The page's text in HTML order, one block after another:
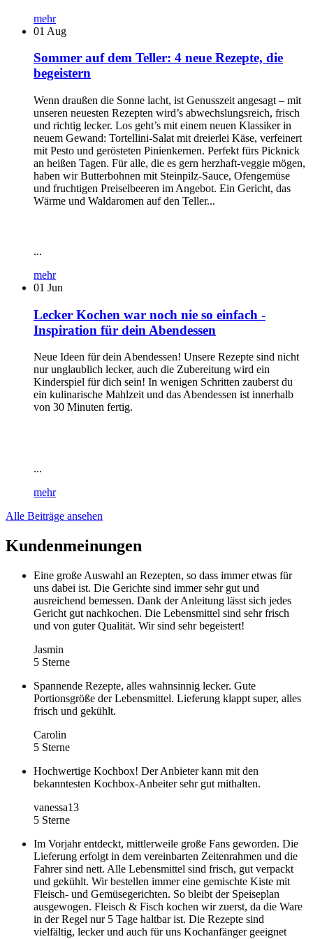
mehr
01 Aug
Sommer auf dem Teller: 4 neue Rezepte, die
begeistern
Wenn draußen die Sonne lacht, ist Genusszeit angesagt – mit
unseren neuesten Rezepten wird’s abwechslungsreich, frisch
und richtig lecker. Los geht’s mit einem neuen Klassiker in
neuem Gewand: Tortellini-Salat mit dreierlei Käse, verfeinert
mit Pesto und gerösteten Pinienkernen. Perfekt fürs Picknick
an heißen Tagen. Für alle, die es gern herzhaft-veggie mögen,
haben wir Butterbohnen mit Steinpilz-Sauce, Ofengemüse
und fruchtigen Preiselbeeren im Angebot. Ein Gericht, das
Wärme und Waldaromen auf den Teller...
...
mehr
01 Jun
Lecker Kochen war noch nie so einfach -
Inspiration für dein Abendessen
Neue Ideen für dein Abendessen! Unsere Rezepte sind nicht
nur unglaublich lecker, auch die Zubereitung wird ein
Kinderspiel für dich sein! In wenigen Schritten zauberst du
ein kulinarische Mahlzeit und das Abendessen ist innerhalb
von 30 Minuten fertig.
...
mehr
Alle Beiträge ansehen
Kundenmeinungen
Eine große Auswahl an Rezepten, so dass immer etwas für
uns dabei ist. Die Gerichte sind immer sehr gut und
ausreichend bemessen. Dank der Anleitung lässt sich jedes
Gericht gut nachkochen. Die Lebensmittel sind sehr frisch
und von guter Qualität. Wir sind sehr begeistert!
Jasmin
5 Sterne
Spannende Rezepte, alles wahnsinnig lecker. Gute
Portionsgröße der Lebensmittel. Lieferung klappt super, alles
frisch und gekühlt.
Carolin
5 Sterne
Hochwertige Kochbox! Der Anbieter kann mit den
bekanntesten Kochbox-Anbeiter sehr gut mithalten.
vanessa13
5 Sterne
Im Vorjahr entdeckt, mittlerweile große Fans geworden. Die
Lieferung erfolgt in dem vereinbarten Zeitenrahmen und die
Fahrer sind nett. Alle Lebensmittel sind frisch, gut verpackt
und gekühlt. Wir bestellen immer eine gemischte Kiste mit
Fleisch- und Gemüsegerichten. So bleibt der Speiseplan
ausgewogen. Fleisch & Fisch kochen wir zuerst, da die Ware
in der Regel nur 5 Tage haltbar ist. Die Rezepte sind
vielfältig, lecker und auch für uns Kochanfänger geeignet